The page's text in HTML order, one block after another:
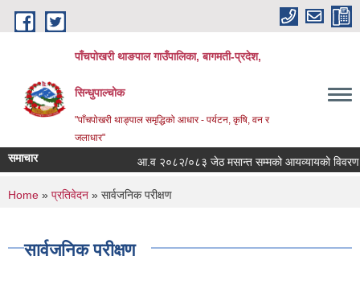
Skip to main content
पाँचपोखरी थाङपाल गाउँपालिका, बागमती-प्रदेश,
सिन्धुपाल्चोक
"पाँचपोखरी थाङ्पाल समृद्धिको आधार - पर्यटन, कृषि, वन र
जलाधार"
समाचार आ.व २०८२/०८३ जेठ मसान्त सम्मको आयव्यायको विवरण र
You are here
Home » प्रतिवेदन » सार्वजनिक परीक्षण
सार्वजनिक परीक्षण